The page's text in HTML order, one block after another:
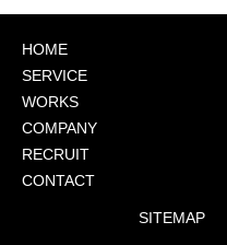
HOME
SERVICE
WORKS
COMPANY
RECRUIT
CONTACT
SITEMAP